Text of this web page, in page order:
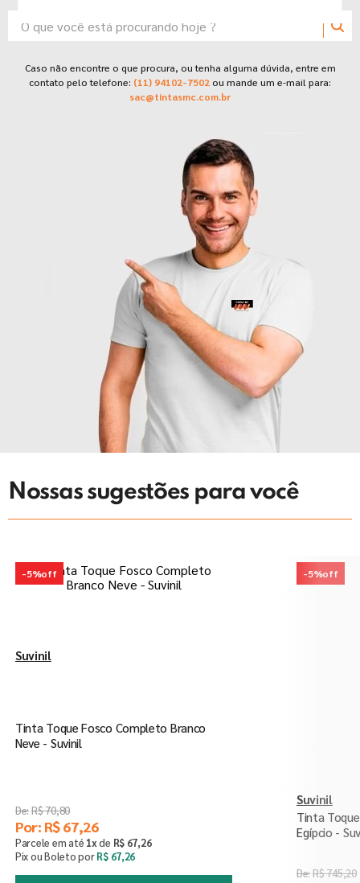
Caso não encontre o que procura, ou tenha alguma dúvida, entre em
contato pelo telefone: (11) 94102-7502 ou mande um e-mail para:
sac@tintasmc.com.br
Nossas sugestões para você
-5%off
Suvinil
Tinta Toque Fosco Completo Branco
Neve - Suvinil
R$70,80
Por: R$67,26
Parcele em até 1xde R$ 67,26
Pix ou Boleto porR$ 67,26
-5%off
Suvinil
Tinta
Egípcio -
R$745,20
8º esmalte
º tinta piso
spray
TERMOS MAIS BUSCADOS
tinta suvinil
3º massa corrida
4º sherwin willians
5º massa acrilica
6º tinta
7º tinta acrilica
esmalte
9º
10º spray